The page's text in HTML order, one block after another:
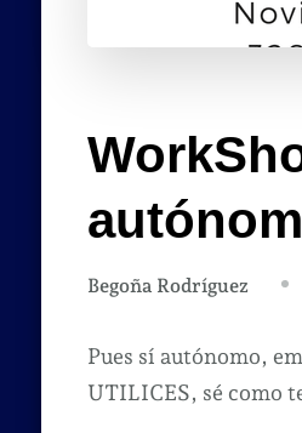
Begoña Rodríguez
Pues sí autónomo,
UTILICES, sé como